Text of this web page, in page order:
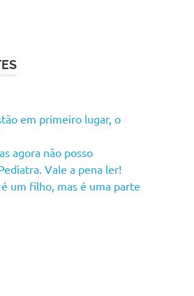
em primeiro lugar, o
agora não posso
Vale a pena ler!
um filho, mas é uma parte